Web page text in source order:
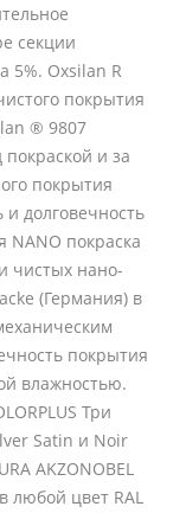
секции
5%. Oxsilan R
покрытия
® 9807
и за
покрытия
долговечность
NANO покраска
чистых нано-
(Германия) в
покрытия
влажностью.
Три
Satin и Noir
AKZONOBEL
любой цвет RAL